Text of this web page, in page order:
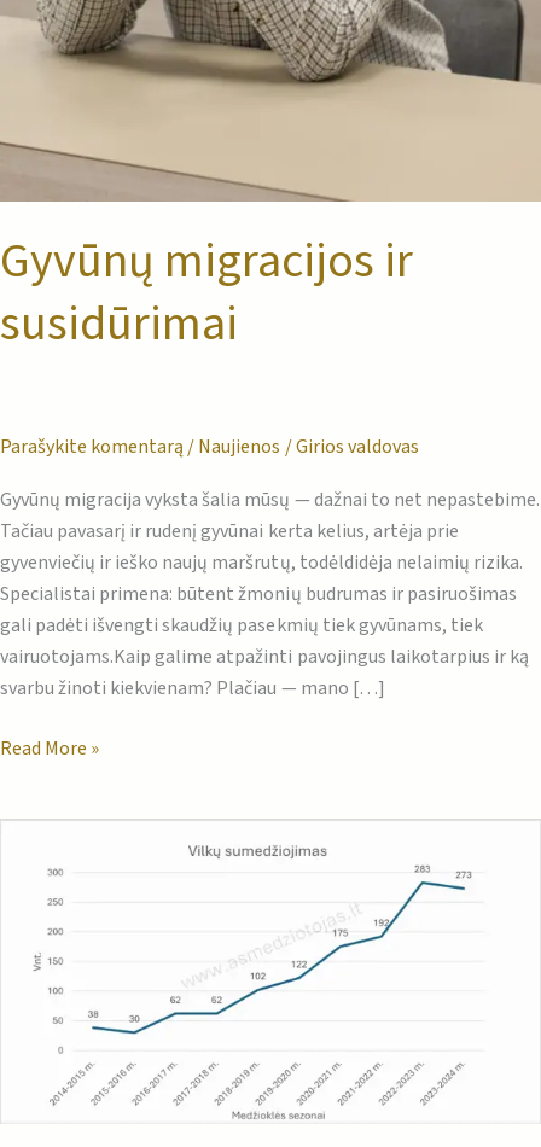
Gyvūnų migracijos ir
susidūrimai
Parašykite komentarą /Naujienos /Girios valdovas
Gyvūnų migracija vyksta šalia mūsų — dažnai to net nepastebime.
Tačiau pavasarį ir rudenį gyvūnai kerta kelius, artėja prie
gyvenviečių ir ieško naujų maršrutų, todėldidėja nelaimių rizika.
Specialistai primena: būtent žmonių budrumas ir pasiruošimas
gali padėti išvengti skaudžių pasekmių tiek gyvūnams, tiek
vairuotojams.Kaip galime atpažinti pavojingus laikotarpius ir ką
svarbu žinoti kiekvienam? Plačiau — mano […]
Read More »
sezoną
sumedžioti
vilkai